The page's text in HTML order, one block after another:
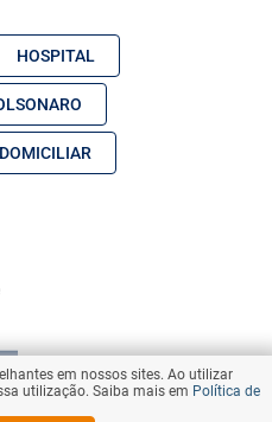
HOSPITAL
TOPO
em nossos sites. Ao utilizar
utilização. Saiba mais em Política de